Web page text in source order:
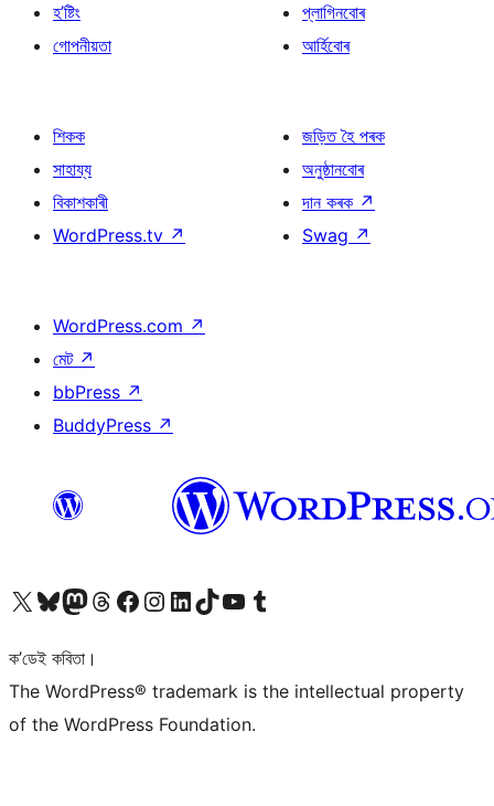
হ’ষ্টিং
গোপনীয়তা
প্লাগিনবোৰ
আৰ্হিবোৰ
শিকক
সাহায্য
বিকাশকাৰী
WordPress.tv ↗
জড়িত হৈ পৰক
অনুষ্ঠানবোৰ
দান কৰক ↗
Swag ↗
WordPress.com ↗
মেট ↗
bbPress ↗
BuddyPress ↗
আমাৰ X (আগৰ Twitter) একাউণ্টলৈ যাওকআমাৰ Bluesky একাউণ্টলৈ যাওকআমাৰ Mastodon একাউণ্টলৈ যাওকআমাৰ Threads একাউণ্টলৈ যাওকআমাৰ Facebook পৃষ্ঠালৈ যাওকআমাৰ Instagram একাউণ্টলৈ যাওকআমাৰ LinkedIn একাউণ্টলৈ যাওকআমাৰ TikTok একাউণ্টলৈ যাওকআমাৰ YouTube চেনেললৈ যাওকআমাৰ Tumblr একাউণ্টলৈ যাওক
ক’ডেই কবিতা।
The WordPress® trademark is the intellectual property
of the WordPress Foundation.